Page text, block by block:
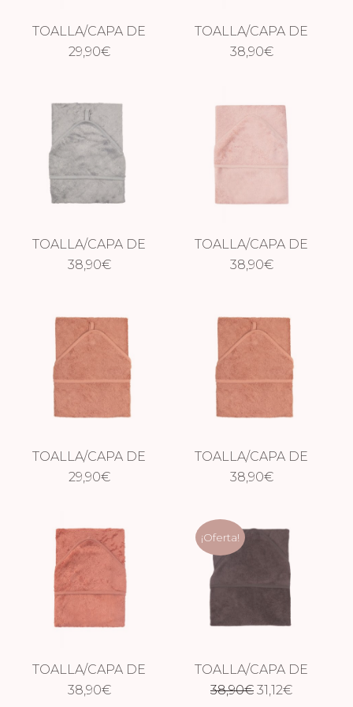
TOALLA/CAPA DE
BAÑO ASPEN
29,90€
TOALLA/CAPA DE
BAÑO XXL ASPEN
38,90€
TOALLA/CAPA DE
BAÑO XXL MOON
38,90€
TOALLA/CAPA DE
BAÑO XXL MISTY
38,90€
TOALLA/CAPA DE
BAÑO SUNRISE
29,90€
TOALLA/CAPA DE
BAÑO XXL SUNRISE
38,90€
TOALLA/CAPA DE
BAÑO XXL APRICOT
38,90€
¡Oferta!
TOALLA/CAPA DE
BAÑO XXL
38,90€ El
31,12€El